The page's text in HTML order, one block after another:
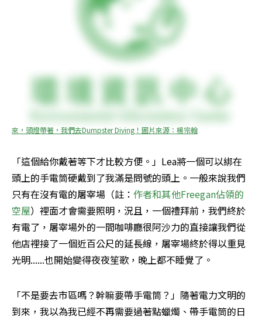
來，頭燈帶著，我們去Dumpster Diving！圖片來源：楊宗翰
「這個給你戴著等下才比較方便。」Lea將一個可以綁在
頭上的手電筒硬戴到了我滿是問號的頭上。一般來說我們
只有在沒有電的屠宰場（註： 作者和其他Freegan佔領的
空屋）裡面才會需要照明，況且，一個禮拜前，我們終於
有電了，屠宰場外的一間咖啡廳很阿沙力的直接讓我們從
他店裡接了一個近百公尺的延長線，屠宰場終於得以重見
光明......也開始變得夜夜笙歌，晚上都不睡覺了。
「不是要去市區嗎？幹嘛要帶手電筒？」隨著電力文明的
到來，我以為我已經不再需要過著點蠟燭、帶手電筒的日